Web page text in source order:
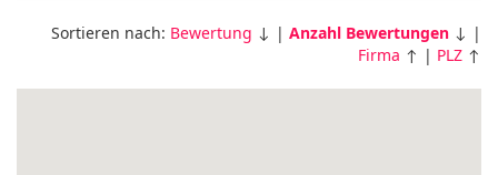
Sortieren nach: Bewertung ↓ | Anzahl Bewertungen ↓ |
Firma ↑ | PLZ ↑